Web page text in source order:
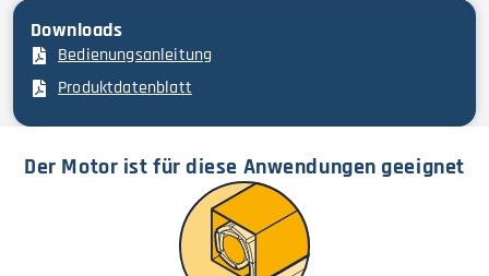
Downloads
Bedienungsanleitung
Produktdatenblatt
Der Motor ist für diese Anwendungen geeignet